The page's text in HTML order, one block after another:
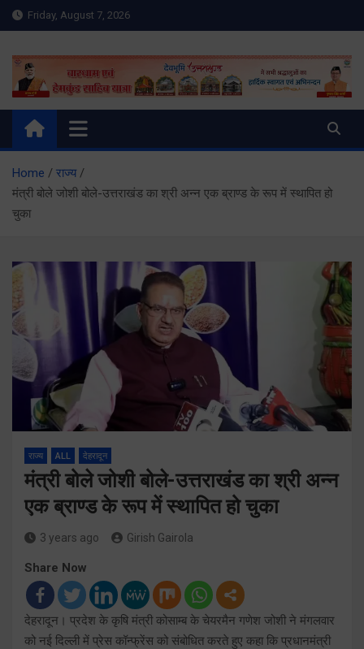
Skip
to
Friday, August 7, 2026
Meru Raibar | Uttarakhand
News | Uttarkashi News
meruraibar.com
Home
राज्य
मंत्री बोले जोशी बोले-उत्तराखंड का श्री अन्न एक ब्राण्ड के रूप में स्थापित हो
चुका
राज्य ALL देहरादून
मंत्री बोले जोशी बोले-उत्तराखंड का श्री अन्न
एक ब्राण्ड के रूप में स्थापित हो चुका
3 years ago Girish Gairola
Share Now
देहरादून। प्रदेश के कृषि मंत्री कोसाम्ब के चेयरमैन गणेश जोशी ने मंगलवार
को नई दिल्ली में प्रेस कॉन्फ्रेंस को संबोधित करते हुए कहा कि प्रधानमंत्री